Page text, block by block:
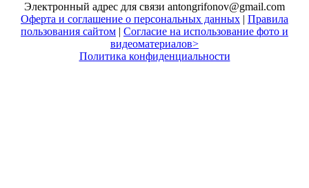
Электронный адрес для связи antongrifonov@gmail.com
Оферта и соглашение о персональных данных | Правила
пользования сайтом | Согласие на использование фото и
видеоматериалов>
Политика конфиденциальности